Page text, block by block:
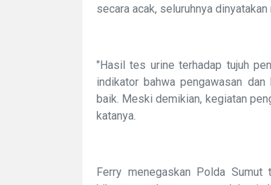
secara acak, seluruhnya
"Hasil tes urine terhadap tujuh
indikator bahwa pengawasan
baik. Meski demikian, kegiatan
katanya.
Ferry menegaskan Polda